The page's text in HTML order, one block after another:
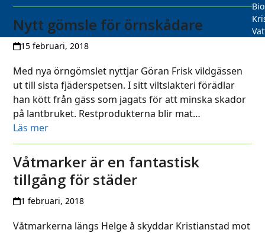
Nytt gömsle för örnskådare
15 februari, 2018
Med nya örngömslet nyttjar Göran Frisk vildgässen
ut till sista fjäderspetsen. I sitt viltslakteri förädlar
han kött från gäss som jagats för att minska skador
på lantbruket. Restprodukterna blir mat…
Läs mer
Våtmarker är en fantastisk
tillgång för städer
1 februari, 2018
Våtmarkerna längs Helge å skyddar Kristianstad mot